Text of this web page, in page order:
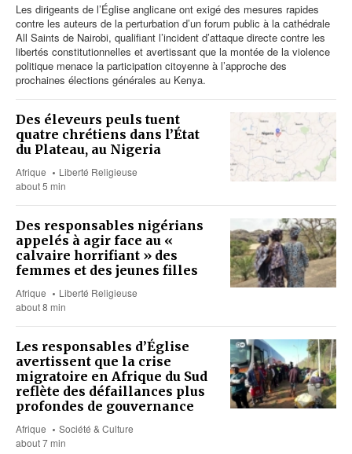
Les dirigeants de l’Église anglicane ont exigé des mesures rapides
contre les auteurs de la perturbation d’un forum public à la cathédrale
All Saints de Nairobi, qualifiant l’incident d’attaque directe contre les
libertés constitutionnelles et avertissant que la montée de la violence
politique menace la participation citoyenne à l’approche des
prochaines élections générales au Kenya.
Des éleveurs peuls tuent
quatre chrétiens dans l’État
du Plateau, au Nigeria
Afrique
Liberté Religieuse
about 5 min
Des responsables nigérians
appelés à agir face au «
calvaire horrifiant » des
femmes et des jeunes filles
Afrique
Liberté Religieuse
about 8 min
Les responsables d’Église
avertissent que la crise
migratoire en Afrique du Sud
reflète des défaillances plus
profondes de gouvernance
Afrique
Société & Culture
about 7 min